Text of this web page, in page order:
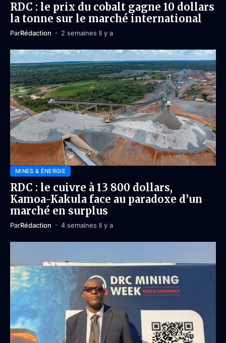
RDC : le prix du cobalt gagne 10 dollars
la tonne sur le marché international
ParRédaction 2 semaines Il y a
MINES & ÉNERGIE
RDC : le cuivre à 13 800 dollars,
Kamoa-Kakula face au paradoxe d’un
marché en surplus
ParRédaction 4 semaines Il y a